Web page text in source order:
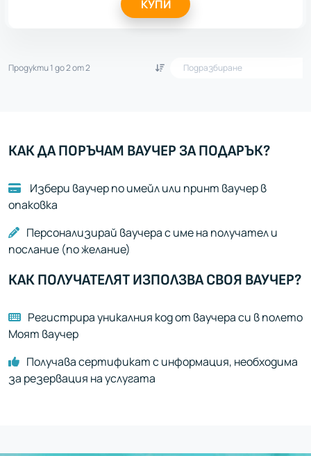
КУПИ
Продукти 1 до 2 от 2
КАК ДА ПОРЪЧАМ ВАУЧЕР ЗА ПОДАРЪК?
Избери ваучер по имейл или принт ваучер в
опаковка
Персонализирай ваучера с име на получател и
послание (по желание)
КАК ПОЛУЧАТЕЛЯТ ИЗПОЛЗВА СВОЯ ВАУЧЕР?
Регистрира уникалния код от ваучера си в полето
Моят ваучер
Получава сертификат с информация, необходима
за резервация на услугата